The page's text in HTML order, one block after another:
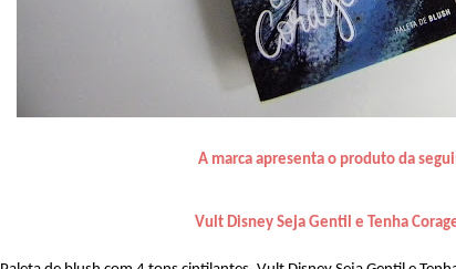
A marca apresenta o produto da
Vult Disney Seja Gentil e Tenha